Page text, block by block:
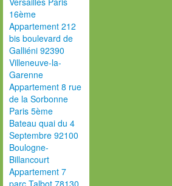
16ème
Appartement 212
bis boulevard de
Galliéni 92390
Villeneuve-la-
Garenne
Appartement 8 rue
de la Sorbonne
Paris 5ème
Bateau quai du 4
Septembre 92100
Boulogne-
Billancourt
Appartement 7
parc Talbot 78130